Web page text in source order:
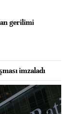
gerilimi
imzaladı